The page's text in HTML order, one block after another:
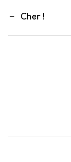
Cher !